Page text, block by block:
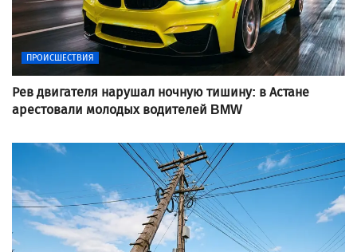
ПРОИСШЕСТВИЯ
Рев двигателя нарушал ночную тишину: в Астане
арестовали молодых водителей BMW